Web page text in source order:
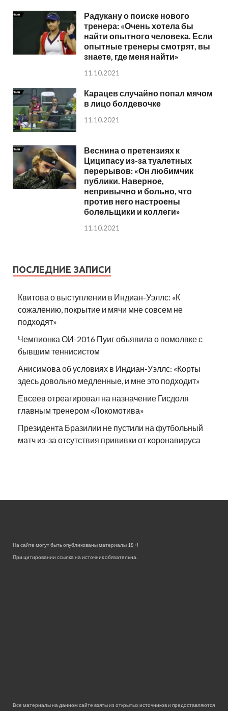
Радукану о поиске нового
тренера: «Очень хотела бы
найти опытного человека. Если
опытные тренеры смотрят, вы
знаете, где меня найти»
11.10.2021
Карацев случайно попал мячом
в лицо болдевочке
11.10.2021
Веснина о претензиях к
Циципасу из-за туалетных
перерывов: «Он любимчик
публики. Наверное,
непривычно и больно, что
против него настроены
болельщики и коллеги»
11.10.2021
ПОСЛЕДНИЕ ЗАПИСИ
Квитова о выступлении в Индиан-Уэллс: «К
сожалению, покрытие и мячи мне совсем не
подходят»
Чемпионка ОИ-2016 Пуиг объявила о помолвке с
бывшим теннисистом
Анисимова об условиях в Индиан-Уэллс: «Корты
здесь довольно медленные, и мне это подходит»
Евсеев отреагировал на назначение Гисдоля
главным тренером «Локомотива»
Президента Бразилии не пустили на футбольный
матч из-за отсутствия прививки от коронавируса
На сайте могут быть опубликованы материалы 18+!
При цитировании ссылка на источник обязательна.
Все материалы на данном сайте взяты из открытых источников и предоставляются